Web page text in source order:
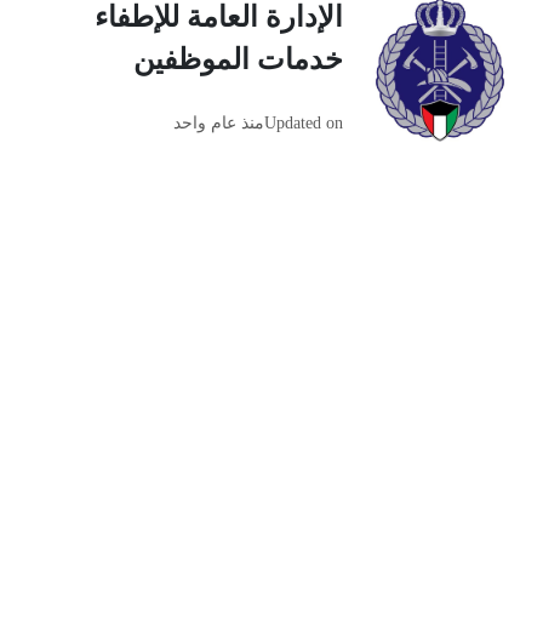
الإدارة العامة للإطفاء
خدمات الموظفين
Updated onمنذ عام واحد